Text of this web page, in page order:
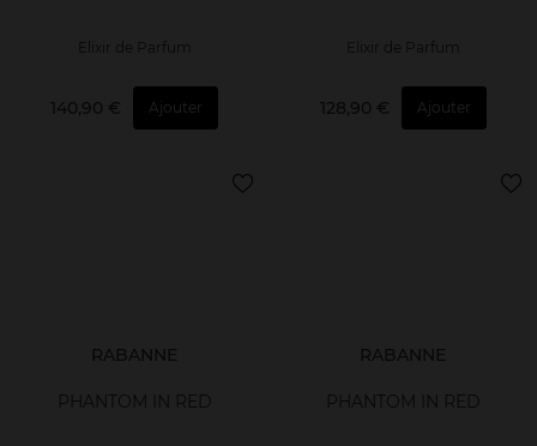
Elixir de Parfum
140,90 € Ajouter
Elixir de Parfum
128,90 € Ajouter
RABANNE
PHANTOM IN RED
RABANNE
PHANTOM IN RED